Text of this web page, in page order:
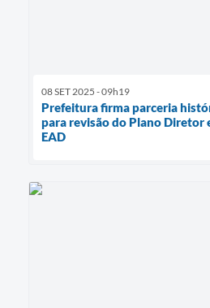
08 SET 2025 - 09h19
Prefeitura firma parceria
para revisão do Plano Diretor
EAD